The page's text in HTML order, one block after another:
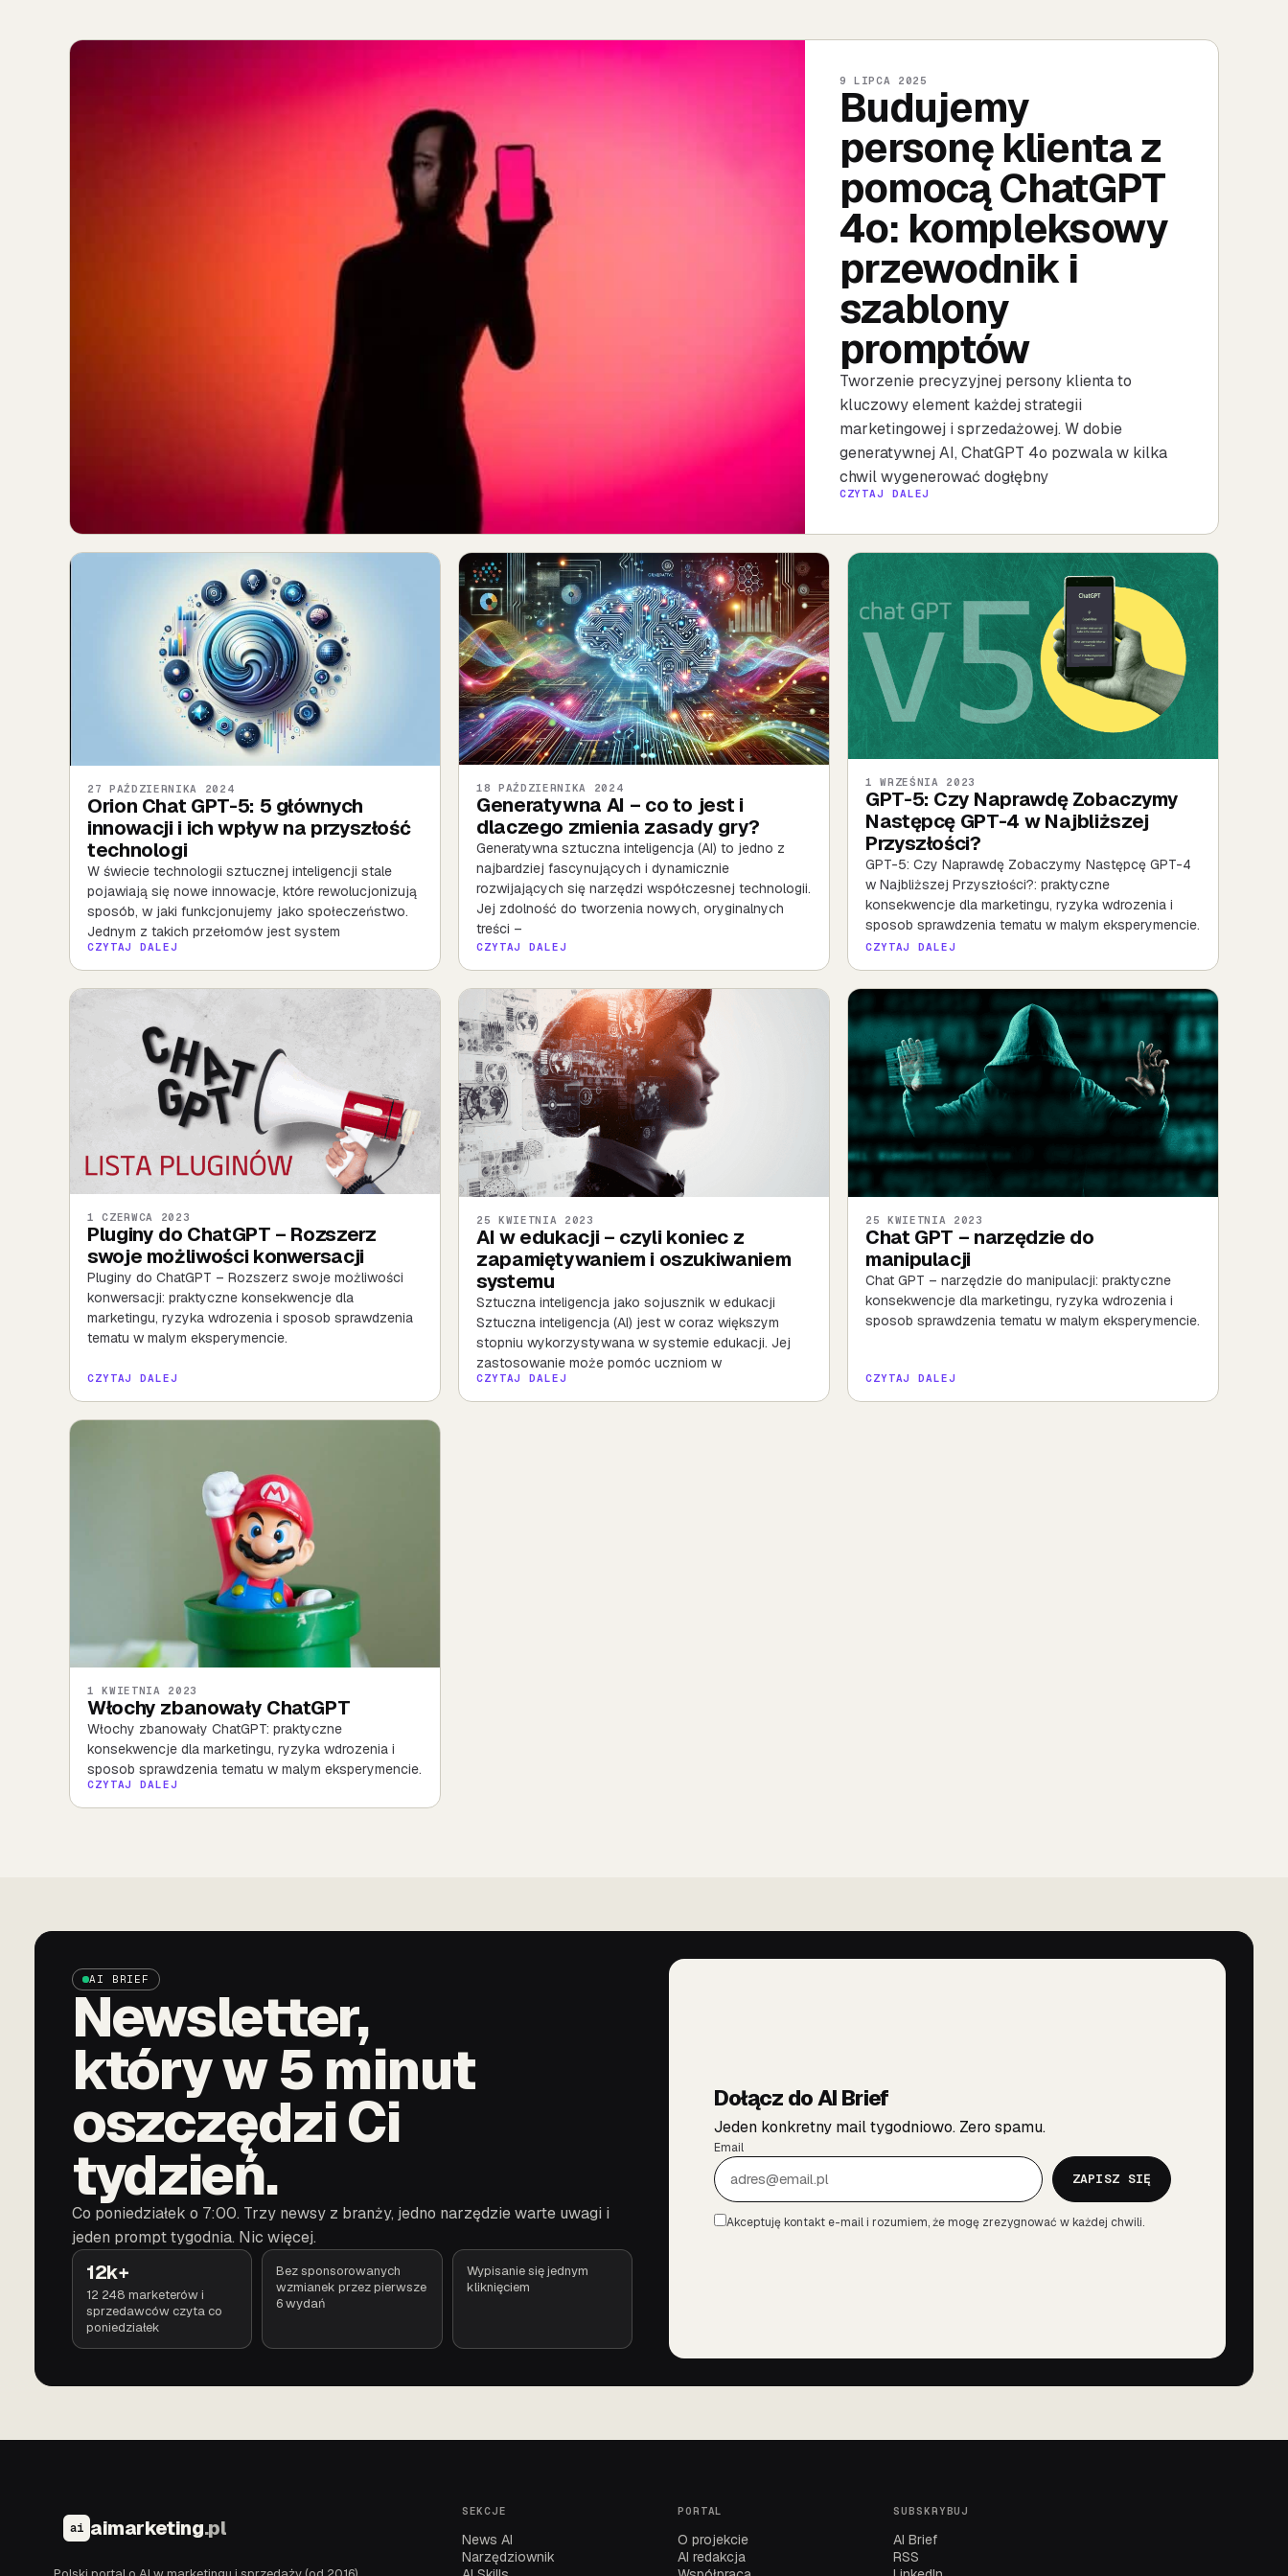
Budujemy
personę klienta z
pomocą ChatGPT
4o: kompleksowy
przewodnik i
szablony
promptów
9 LIPCA 2025
Tworzenie precyzyjnej persony klienta to
kluczowy element każdej strategii
marketingowej i sprzedażowej. W dobie
generatywnej AI, ChatGPT 4o pozwala w kilka
chwil wygenerować dogłębny
CZYTAJ DALEJ
Orion Chat GPT-5: 5 głównych
innowacji i ich wpływ na przyszłość
technologi
27 PAŹDZIERNIKA 2024
W świecie technologii sztucznej inteligencji stale
pojawiają się nowe innowacje, które rewolucjonizują
sposób, w jaki funkcjonujemy jako społeczeństwo.
Jednym z takich przełomów jest system
CZYTAJ DALEJ
Generatywna AI – co to jest i
dlaczego zmienia zasady gry?
18 PAŹDZIERNIKA 2024
Generatywna sztuczna inteligencja (AI) to jedno z
najbardziej fascynujących i dynamicznie
rozwijających się narzędzi współczesnej technologii.
Jej zdolność do tworzenia nowych, oryginalnych
treści –
CZYTAJ DALEJ
GPT-5: Czy Naprawdę Zobaczymy
Następcę GPT-4 w Najbliższej
Przyszłości?
1 WRZEŚNIA 2023
GPT-5: Czy Naprawdę Zobaczymy Następcę GPT-4
w Najbliższej Przyszłości?: praktyczne
konsekwencje dla marketingu, ryzyka wdrozenia i
sposob sprawdzenia tematu w malym eksperymencie.
CZYTAJ DALEJ
Pluginy do ChatGPT – Rozszerz
swoje możliwości konwersacji
1 CZERWCA 2023
Pluginy do ChatGPT – Rozszerz swoje możliwości
konwersacji: praktyczne konsekwencje dla
marketingu, ryzyka wdrozenia i sposob sprawdzenia
tematu w malym eksperymencie.
CZYTAJ DALEJ
AI w edukacji – czyli koniec z
zapamiętywaniem i oszukiwaniem
systemu
25 KWIETNIA 2023
Sztuczna inteligencja jako sojusznik w edukacji
Sztuczna inteligencja (AI) jest w coraz większym
stopniu wykorzystywana w systemie edukacji. Jej
zastosowanie może pomóc uczniom w
CZYTAJ DALEJ
Chat GPT – narzędzie do
manipulacji
25 KWIETNIA 2023
Chat GPT – narzędzie do manipulacji: praktyczne
konsekwencje dla marketingu, ryzyka wdrozenia i
sposob sprawdzenia tematu w malym eksperymencie.
CZYTAJ DALEJ
Włochy zbanowały ChatGPT
1 KWIETNIA 2023
Włochy zbanowały ChatGPT: praktyczne
konsekwencje dla marketingu, ryzyka wdrozenia i
sposob sprawdzenia tematu w malym eksperymencie.
CZYTAJ DALEJ
AI BRIEF
Newsletter,
który w 5 minut
oszczędzi Ci
tydzień.
Co poniedziałek o 7:00. Trzy newsy z branży, jedno narzędzie warte uwagi i
jeden prompt tygodnia. Nic więcej.
12k+
12 248 marketerów i
sprzedawców czyta co
poniedziałek
Bez sponsorowanych
wzmianek przez pierwsze
6 wydań
Wypisanie się jednym
kliknięciem
Dołącz do AI Brief
Jeden konkretny mail tygodniowo. Zero spamu.
Email
Zgoda
Akceptuję kontakt e-mail i rozumiem, że mogę zrezygnować w każdej chwili.
ZAPISZ SIĘ
ai aimarketing.pl
SEKCJE
News AI
Narzędziownik
PORTAL
O projekcie
AI redakcja
SUBSKRYBUJ
AI Brief
RSS